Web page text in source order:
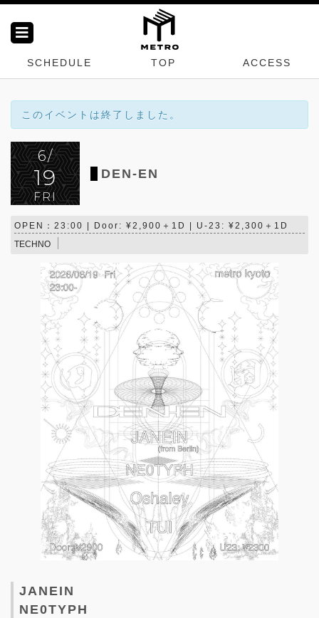
SCHEDULE TOP ACCESS
このイベントは終了しました。
6/
19
FRI
DEN-EN
OPEN：23:00 | Door: ¥2,900＋1D | U-23: ¥2,300＋1D
TECHNO
JANEIN
NE0TYPH